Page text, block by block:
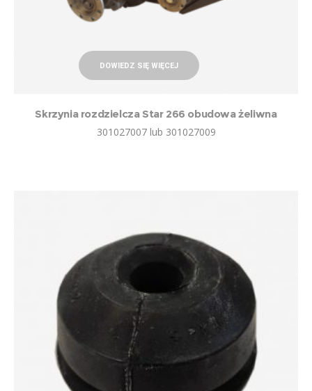
DOWIEDZ SIĘ WIĘCEJ
Skrzynia rozdzielcza Star 266 obudowa żeliwna
301027007 lub 301027009